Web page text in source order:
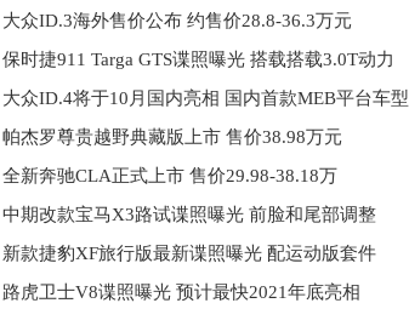
大众ID.3海外售价公布 约售价28.8-36.3万元
保时捷911 Targa GTS谍照曝光 搭载搭载3.0T动力
大众ID.4将于10月国内亮相 国内首款MEB平台车型
帕杰罗尊贵越野典藏版上市 售价38.98万元
全新奔驰CLA正式上市 售价29.98-38.18万
中期改款宝马X3路试谍照曝光 前脸和尾部调整
新款捷豹XF旅行版最新谍照曝光 配运动版套件
路虎卫士V8谍照曝光 预计最快2021年底亮相